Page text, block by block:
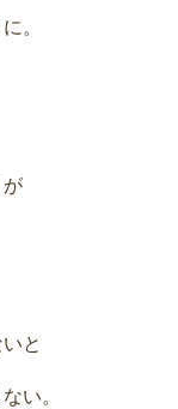
。
が
と
い。